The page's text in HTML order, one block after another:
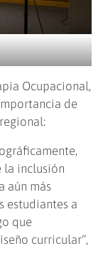
Ocupacional,
de
la inclusión
aún más
estudiantes a
que
curricular”,